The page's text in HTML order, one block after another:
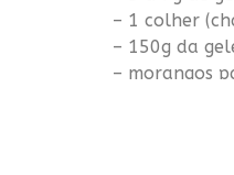
– 1 colher
– 150g da
– morangos